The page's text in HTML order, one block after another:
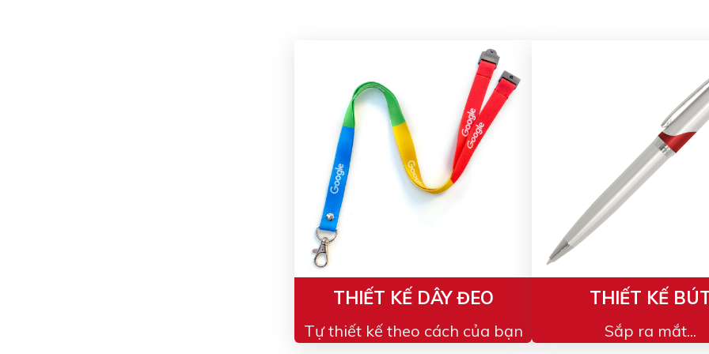
THIẾT KẾ DÂY ĐEO
Tự thiết kế theo cách của bạn
THIẾT KẾ
Sắp ra mắt...